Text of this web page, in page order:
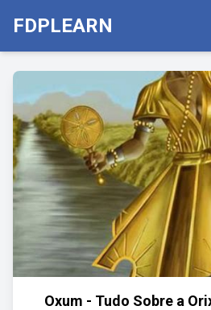
FDPLEARN
Oxum - Tudo Sobre a